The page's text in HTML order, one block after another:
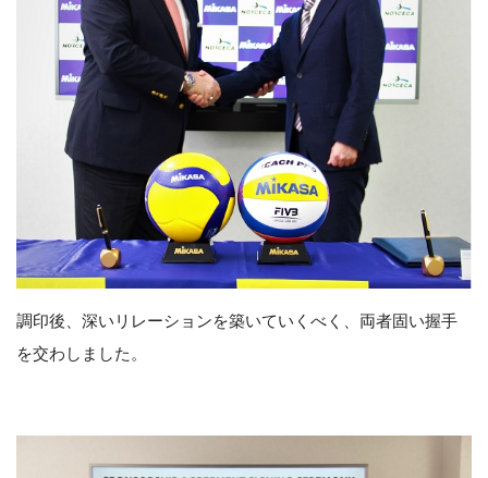
調印後、深いリレーションを築いていくべく、両者固い握手
を交わしました。